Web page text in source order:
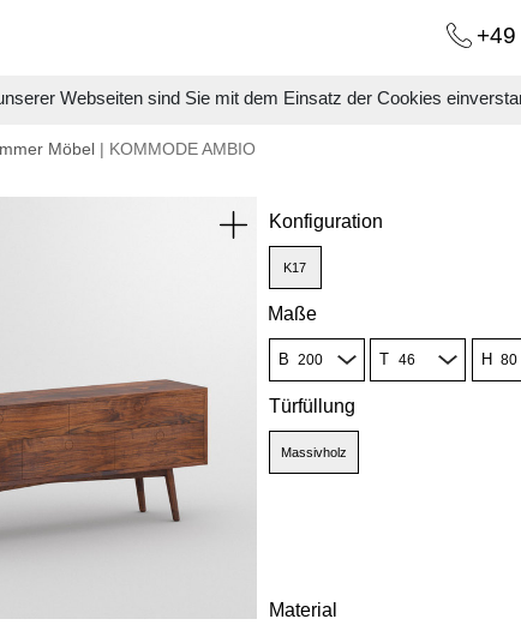
Webseiten sind Sie mit dem Einsatz der Cookies
Möbel | KOMMODE AMBIO
Konfiguration
K17
Maße
B T H
Türfüllung
Massivholz
Material